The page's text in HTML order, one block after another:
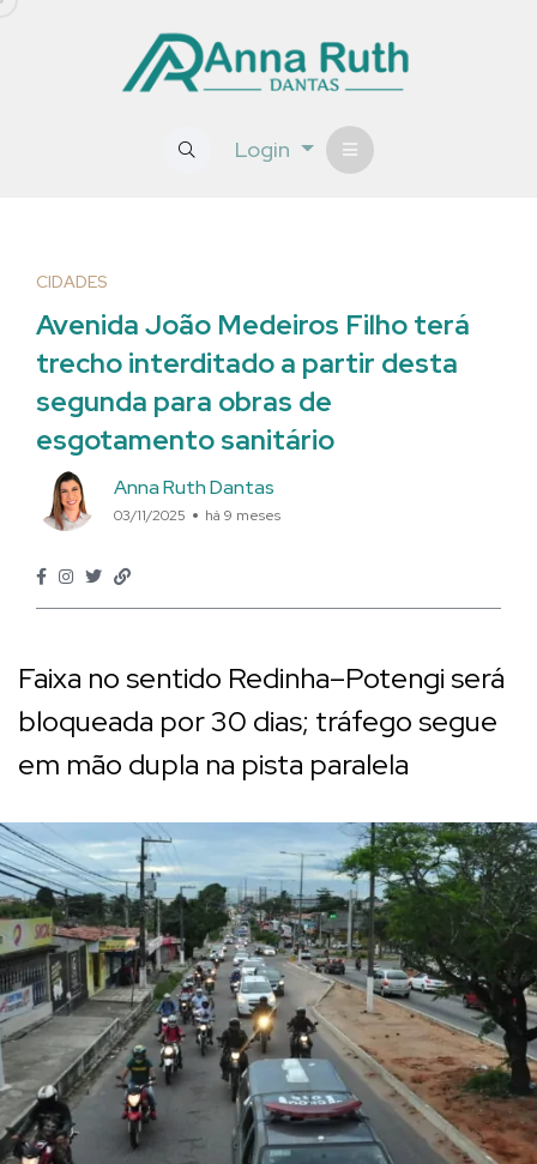
Login
CIDADES
Avenida João Medeiros Filho terá
trecho interditado a partir desta
segunda para obras de
esgotamento sanitário
Anna Ruth Dantas
03/11/2025 há 9 meses
Faixa no sentido Redinha–Potengi será
bloqueada por 30 dias; tráfego segue
em mão dupla na pista paralela